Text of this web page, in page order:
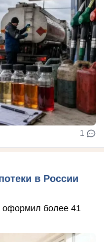
1
в России
оформил более 41